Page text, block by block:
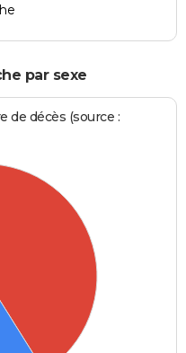
par sexe
de décès (source :